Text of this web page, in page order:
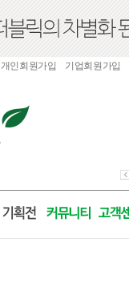
개인회원가입 기업회원가입